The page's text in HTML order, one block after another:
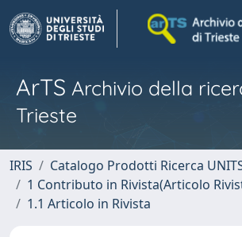
ArTS Archivio della
Trieste
IRIS
Catalogo Prodotti Ricerca
1 Contributo in Rivista(Articolo
1.1 Articolo in Rivista